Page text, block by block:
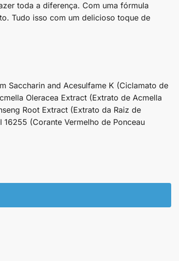
toda a diferença. Com uma fórmula
Tudo isso com um delicioso toque de
Saccharin and Acesulfame K (Ciclamato de
Oleracea Extract (Extrato de Acmella
Root Extract (Extrato da Raiz de
(Corante Vermelho de Ponceau